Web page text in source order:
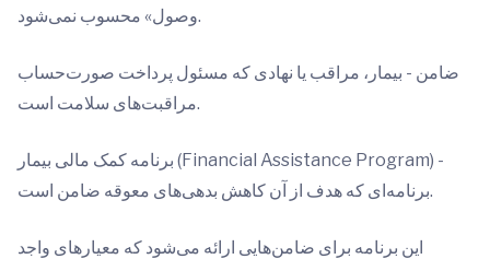
وصول» محسوب نمی‌شود.
ضامن - بیمار، مراقب یا نهادی که مسئول پرداخت صورت‌حساب
مراقبت‌های سلامت است.
برنامه کمک مالی بیمار (Financial Assistance Program) -
برنامه‌ای که هدف از آن کاهش بدهی‌های معوقه ضامن است.
این برنامه برای ضامن‌هایی ارائه می‌شود که معیارهای واجد